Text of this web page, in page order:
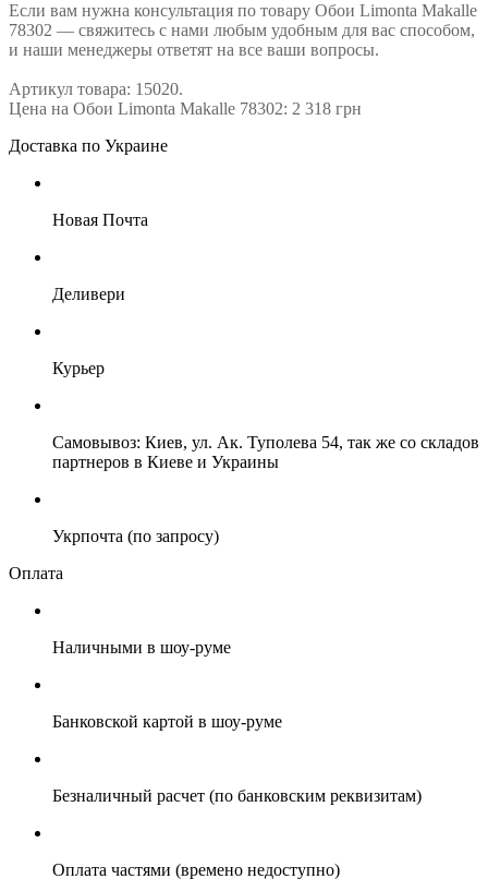
Если вам нужна консультация по товару Обои Limonta Makalle
78302 — свяжитесь с нами любым удобным для вас способом,
и наши менеджеры ответят на все ваши вопросы.
Артикул товара: 15020.
Цена на Обои Limonta Makalle 78302: 2 318 грн
Доставка по Украине
Новая Почта
Деливери
Курьер
Самовывоз: Киев, ул. Ак. Туполева 54, так же со складов
партнеров в Киеве и Украины
Укрпочта (по запросу)
Оплата
Наличными в шоу-руме
Банковской картой в шоу-руме
Безналичный расчет (по банковским реквизитам)
Оплата частями (времено недоступно)